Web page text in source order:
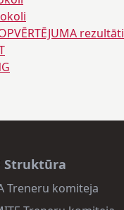
rezultāti
Struktūra
Treneru komiteja